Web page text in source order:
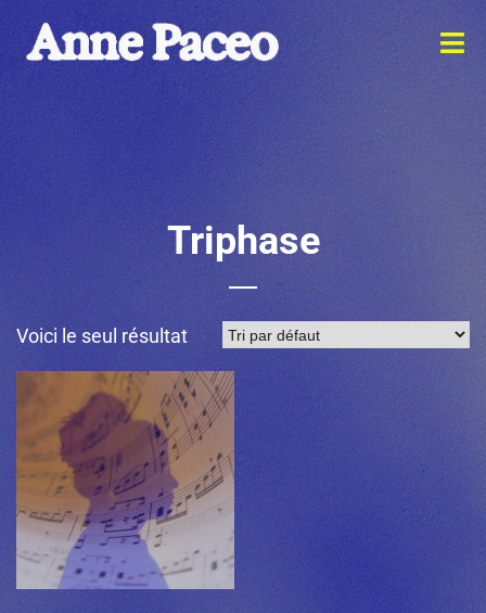
Triphase
Voici le seul résultat